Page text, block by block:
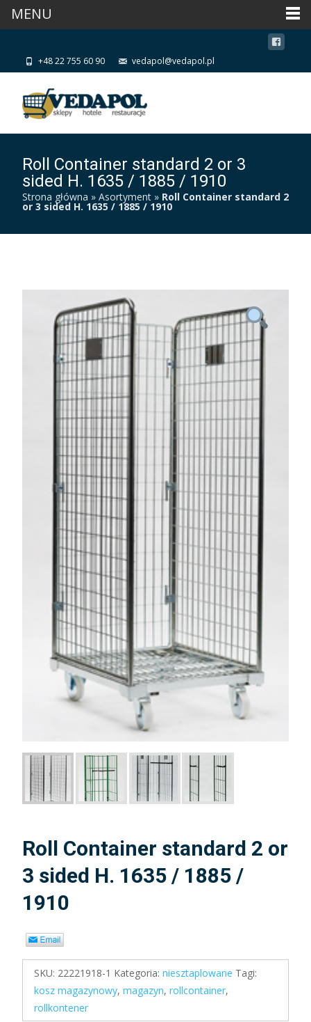
+48 22 755 60 90 vedapol@vedapol.pl
Roll Container standard 2 or 3
sided H. 1635 / 1885 / 1910
Strona główna » Asortyment » Roll Container standard 2
or 3 sided H. 1635 / 1885 / 1910
Roll Container standard 2 or
3 sided H. 1635 / 1885 /
1910
SKU: 22221918-1 Kategoria: niesztaplowane Tagi:
kosz magazynowy, magazyn, rollcontainer,
rollkontener
MENU